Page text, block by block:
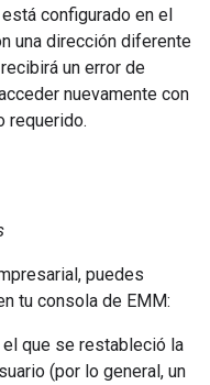
está configurado en el
una dirección diferente
un error de
nuevamente con
requerido.
puedes
tu consola de EMM:
que se restableció la
(por lo general, un